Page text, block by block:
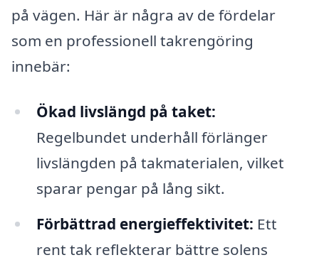
på vägen. Här är några av de fördelar
som en professionell takrengöring
innebär:
Ökad livslängd på taket:
Regelbundet underhåll förlänger
livslängden på takmaterialen, vilket
sparar pengar på lång sikt.
Förbättrad energieffektivitet: Ett
rent tak reflekterar bättre solens